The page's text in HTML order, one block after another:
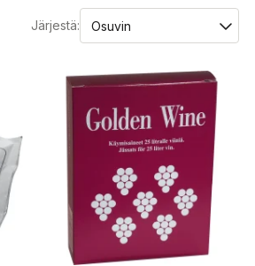
Järjestä: